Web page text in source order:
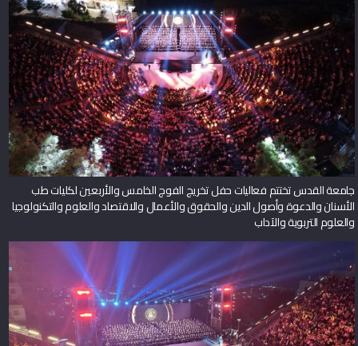
جامعة القدس تختتم فعاليات حفل تخريج الفوج الخامس والأربعين لكليات طب
الأسنان والدعوة وأصول الدين والحقوق والأعمال والاقتصاد والعلوم والتكنولوجيا
والعلوم التربوية والآداب